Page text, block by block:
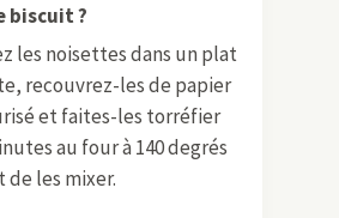
biscuit ?
les noisettes dans un plat
recouvrez-les de papier
et faites-les torréfier
au four à 140 degrés
de les mixer.